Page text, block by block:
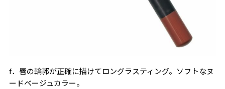
f．唇の輪郭が正確に描けてロングラスティング。ソフトなヌ
ードベージュカラー。